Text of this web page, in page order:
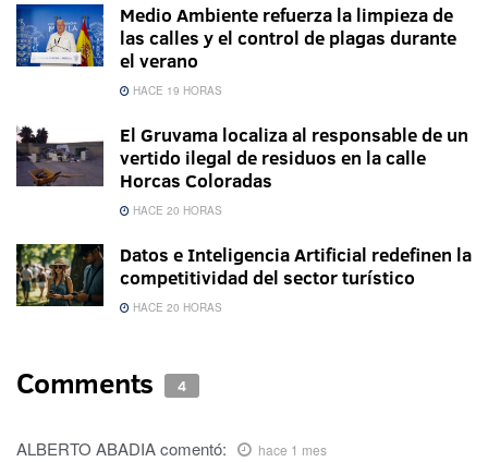
Medio Ambiente refuerza la limpieza de
las calles y el control de plagas durante
el verano
HACE 19 HORAS
El Gruvama localiza al responsable de un
vertido ilegal de residuos en la calle
Horcas Coloradas
HACE 20 HORAS
Datos e Inteligencia Artificial redefinen la
competitividad del sector turístico
HACE 20 HORAS
Comments 4
ALBERTO ABADIAcomentó: hace 1 mes